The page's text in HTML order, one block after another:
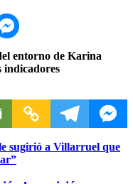
entorno de Karina
indicadores